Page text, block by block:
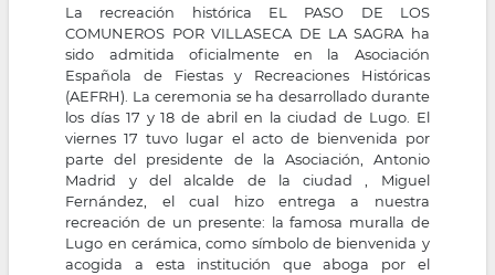
La recreación histórica EL PASO DE LOS
COMUNEROS POR VILLASECA DE LA SAGRA ha
sido admitida oficialmente en la Asociación
Española de Fiestas y Recreaciones Históricas
(AEFRH). La ceremonia se ha desarrollado durante
los días 17 y 18 de abril en la ciudad de Lugo. El
viernes 17 tuvo lugar el acto de bienvenida por
parte del presidente de la Asociación, Antonio
Madrid y del alcalde de la ciudad , Miguel
Fernández, el cual hizo entrega a nuestra
recreación de un presente: la famosa muralla de
Lugo en cerámica, como símbolo de bienvenida y
acogida a esta institución que aboga por el